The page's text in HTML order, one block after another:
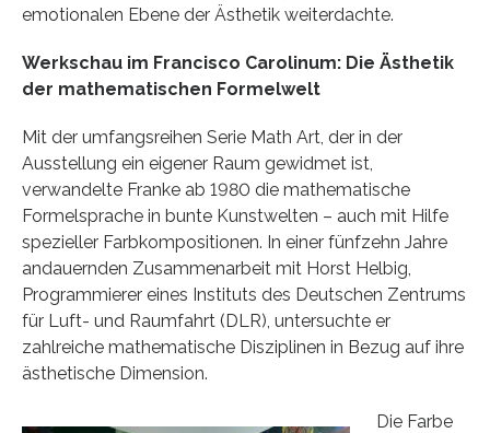
emotionalen Ebene der Ästhetik weiterdachte.
Werkschau im Francisco Carolinum: Die Ästhetik
der mathematischen Formelwelt
Mit der umfangsreihen Serie Math Art, der in der
Ausstellung ein eigener Raum gewidmet ist,
verwandelte Franke ab 1980 die mathematische
Formelsprache in bunte Kunstwelten – auch mit Hilfe
spezieller Farbkompositionen. In einer fünfzehn Jahre
andauernden Zusammenarbeit mit Horst Helbig,
Programmierer eines Instituts des Deutschen Zentrums
für Luft- und Raumfahrt (DLR), untersuchte er
zahlreiche mathematische Disziplinen in Bezug auf ihre
ästhetische Dimension.
Die Farbe